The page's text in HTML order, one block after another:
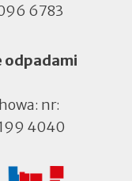
6783
odpadami
nr:
4040